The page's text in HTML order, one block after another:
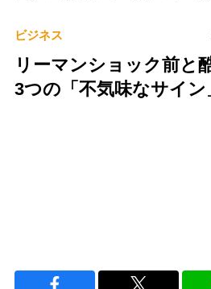
ビジネス
リーマンショック前
3つの「不気味なサイン